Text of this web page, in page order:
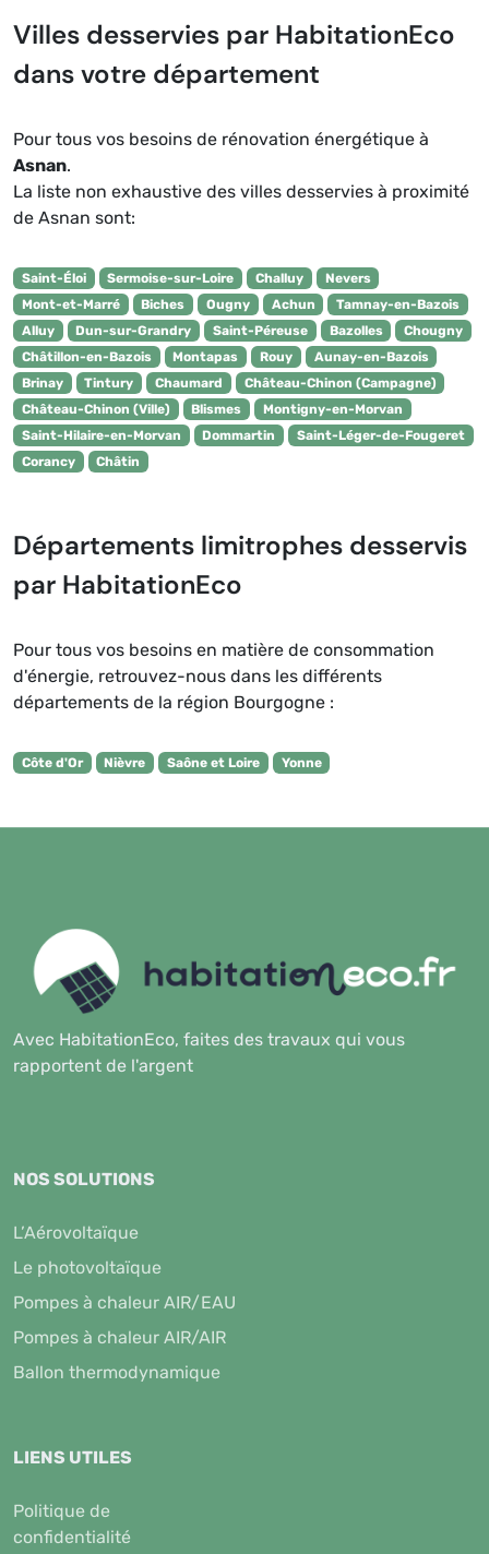
Villes desservies par HabitationEco
dans votre département
Pour tous vos besoins de rénovation énergétique à
Asnan.
La liste non exhaustive des villes desservies à proximité
de Asnan sont:
Saint-Éloi Sermoise-sur-Loire Challuy
Nevers
Mont-et-Marré
Biches Ougny Achun
Tamnay-en-Bazois
Alluy
Dun-sur-Grandry Saint-Péreuse Bazolles
Chougny
Châtillon-en-Bazois
Montapas Rouy
Aunay-en-Bazois
Brinay
Tintury Chaumard
Château-Chinon (Campagne)
Château-Chinon (Ville)
Blismes
Montigny-en-Morvan
Saint-Hilaire-en-Morvan
Dommartin
Saint-Léger-de-Fougeret
Corancy
Châtin
Départements limitrophes desservis
par HabitationEco
Pour tous vos besoins en matière de consommation
d'énergie, retrouvez-nous dans les différents
départements de la région Bourgogne :
Côte d'Or Nièvre Saône et Loire Yonne
Avec HabitationEco, faites des travaux qui vous
rapportent de l'argent
NOS SOLUTIONS
L’Aérovoltaïque
Le photovoltaïque
Pompes à chaleur AIR/EAU
Pompes à chaleur AIR/AIR
Ballon thermodynamique
LIENS UTILES
Politique de
confidentialité